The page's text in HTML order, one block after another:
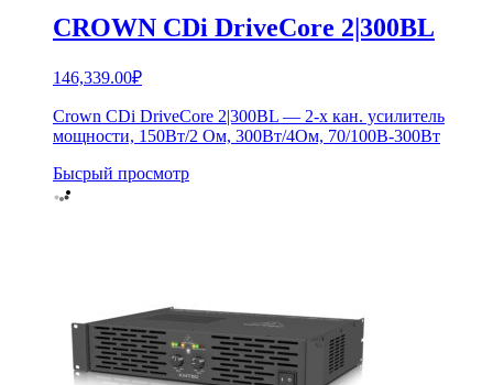
CROWN CDi DriveCore 2|300BL
146,339.00₽
Crown CDi DriveCore 2|300BL — 2-х кан. усилитель
мощности, 150Вт/2 Ом, 300Вт/4Ом, 70/100В-300Вт
Бысрый просмотр